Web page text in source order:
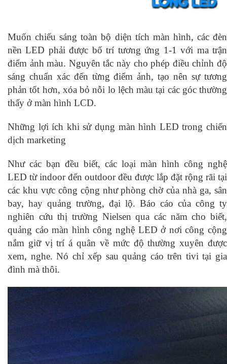
Muốn chiếu sáng toàn bộ diện tích màn hình, các đèn
nền LED phải được bố trí tương ứng 1-1 với ma trận
điểm ảnh màu. Nguyên tắc này cho phép điều chỉnh độ
sáng chuẩn xác đến từng điểm ảnh, tạo nên sự tương
phản tốt hơn, xóa bỏ nỗi lo lệch màu tại các góc thường
thấy ở màn hình LCD.
Những lợi ích khi sử dụng màn hình LED trong chiến
dịch marketing
Như các bạn đều biết, các loại màn hình công nghệ
LED từ indoor đến outdoor đều được lắp đặt rộng rãi tại
các khu vực công cộng như phòng chờ của nhà ga, sân
bay, hay quảng trường, đại lộ. Báo cáo của công ty
nghiên cứu thị trường Nielsen qua các năm cho biết,
quảng cáo màn hình công nghệ LED ở nơi công cộng
nắm giữ vị trí á quân về mức độ thường xuyên được
xem, nghe. Nó chỉ xếp sau quảng cáo trên tivi tại gia
đình mà thôi.